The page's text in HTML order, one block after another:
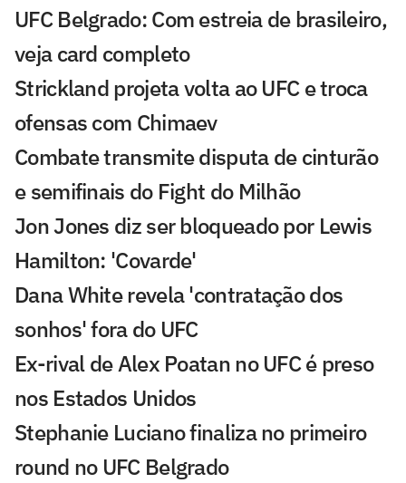
UFC Belgrado: Com estreia de brasileiro,
veja card completo
Strickland projeta volta ao UFC e troca
ofensas com Chimaev
Combate transmite disputa de cinturão
e semifinais do Fight do Milhão
Jon Jones diz ser bloqueado por Lewis
Hamilton: 'Covarde'
Dana White revela 'contratação dos
sonhos' fora do UFC
Ex-rival de Alex Poatan no UFC é preso
nos Estados Unidos
Stephanie Luciano finaliza no primeiro
round no UFC Belgrado